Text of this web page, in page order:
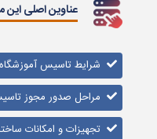
عناوین اصلی این
شرایط تاسیس
مراحل صدور مجوز
تجهیزات و امکانات